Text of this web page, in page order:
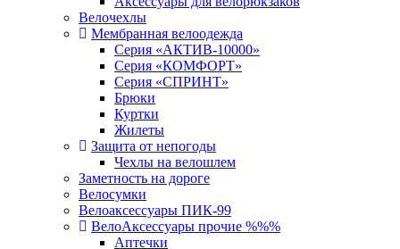
Велочехлы
Мембранная велоодежда
Серия «АКТИВ-10000»
Серия «КОМФОРТ»
Серия «СПРИНТ»
Брюки
Куртки
Жилеты
Защита от непогоды
Чехлы на велошлем
Заметность на дороге
Велосумки
Велоаксессуары ПИК-99
ВелоАксессуары прочие %%%
Аптечки